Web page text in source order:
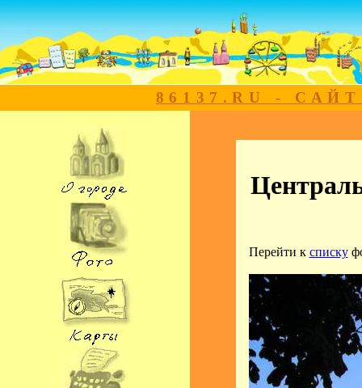
86137.RU -
Перейти к списку